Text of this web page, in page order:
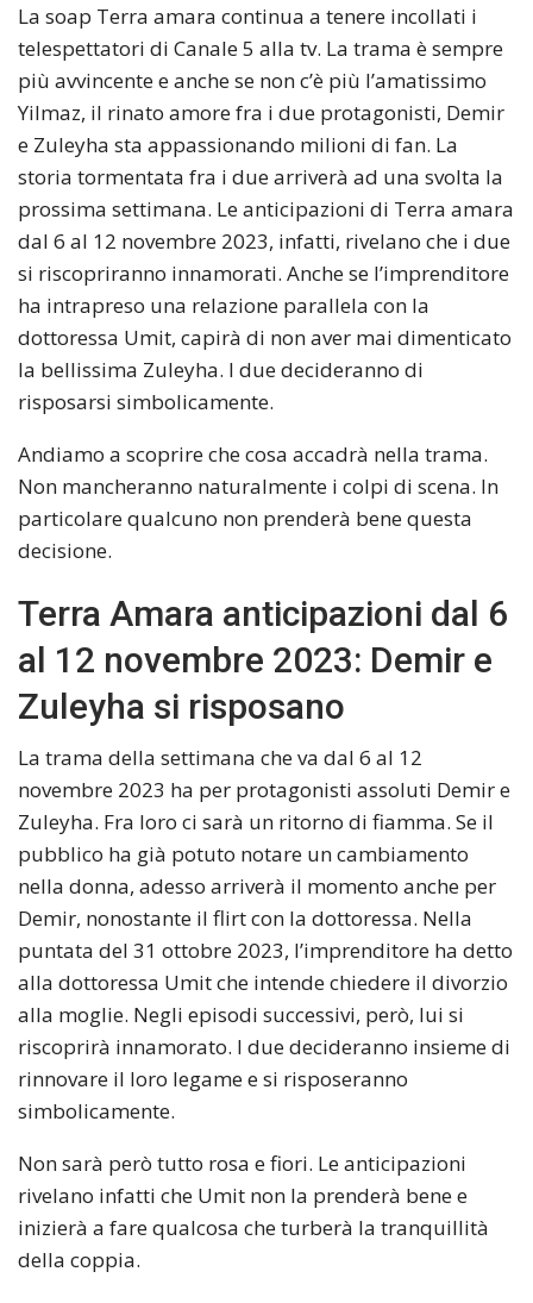
La soap Terra amara continua a tenere incollati i
telespettatori di Canale 5 alla tv. La trama è sempre
più avvincente e anche se non c’è più l’amatissimo
Yilmaz, il rinato amore fra i due protagonisti, Demir
e Zuleyha sta appassionando milioni di fan. La
storia tormentata fra i due arriverà ad una svolta la
prossima settimana. Le anticipazioni di Terra amara
dal 6 al 12 novembre 2023, infatti, rivelano che i due
si riscopriranno innamorati. Anche se l’imprenditore
ha intrapreso una relazione parallela con la
dottoressa Umit, capirà di non aver mai dimenticato
la bellissima Zuleyha. I due decideranno di
risposarsi simbolicamente.
Andiamo a scoprire che cosa accadrà nella trama.
Non mancheranno naturalmente i colpi di scena. In
particolare qualcuno non prenderà bene questa
decisione.
Terra Amara anticipazioni dal 6
al 12 novembre 2023: Demir e
Zuleyha si risposano
La trama della settimana che va dal 6 al 12
novembre 2023 ha per protagonisti assoluti Demir e
Zuleyha. Fra loro ci sarà un ritorno di fiamma. Se il
pubblico ha già potuto notare un cambiamento
nella donna, adesso arriverà il momento anche per
Demir, nonostante il flirt con la dottoressa. Nella
puntata del 31 ottobre 2023, l’imprenditore ha detto
alla dottoressa Umit che intende chiedere il divorzio
alla moglie. Negli episodi successivi, però, lui si
riscoprirà innamorato. I due decideranno insieme di
rinnovare il loro legame e si risposeranno
simbolicamente.
Non sarà però tutto rosa e fiori. Le anticipazioni
rivelano infatti che Umit non la prenderà bene e
inizierà a fare qualcosa che turberà la tranquillità
della coppia.